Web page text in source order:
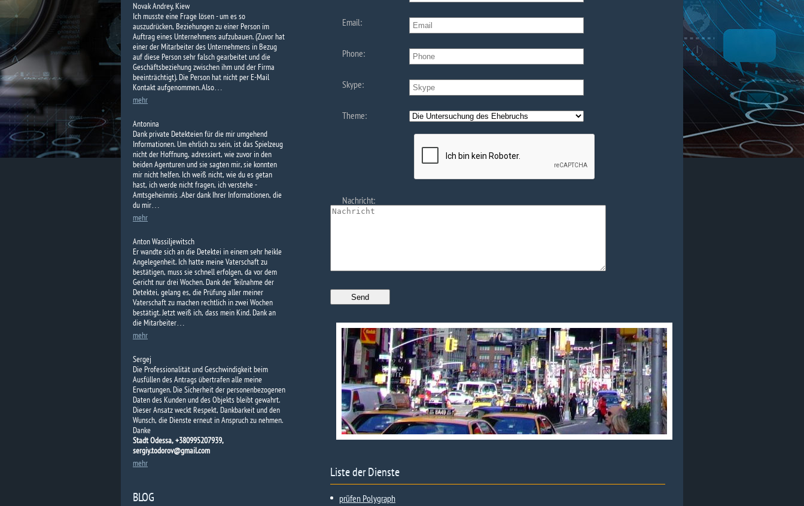
Email:
Phone:
Skype:
Theme:
Nachricht:
Liste der Dienste
prüfen Polygraph
Novak Andrey, Kiew
Ich musste eine Frage lösen - um es so
auszudrücken, Beziehungen zu einer Person im
Auftrag eines Unternehmens aufzubauen. (Zuvor hat
einer der Mitarbeiter des Unternehmens in Bezug
auf diese Person sehr falsch gearbeitet und die
Geschäftsbeziehung zwischen ihm und der Firma
beeinträchtigt). Die Person hat nicht per E-Mail
Kontakt aufgenommen. Also…
mehr
Antonina
Dank private Detekteien für die mir umgehend
Informationen. Um ehrlich zu sein, ist das Spielzeug
nicht der Hoffnung, adressiert, wie zuvor in den
beiden Agenturen und sie sagten mir, sie konnten
mir nicht helfen. Ich weiß nicht, wie du es getan
hast, ich werde nicht fragen, ich verstehe -
Amtsgeheimnis . Aber dank Ihrer Informationen, die
du mir…
mehr
Anton Wassiljewitsch
Er wandte sich an die Detektei in einem sehr heikle
Angelegenheit. Ich hatte meine Vaterschaft zu
bestätigen, muss sie schnell erfolgen, da vor dem
Gericht nur drei Wochen. Dank der Teilnahme der
Detektei, gelang es, die Prüfung aller meiner
Vaterschaft zu machen rechtlich in zwei Wochen
bestätigt. Jetzt weiß ich, dass mein Kind. Dank an
die Mitarbeiter…
mehr
Sergej
Die Professionalität und Geschwindigkeit beim
Ausfüllen des Antrags übertrafen alle meine
Erwartungen. Die Sicherheit der personenbezogenen
Daten des Kunden und des Objekts bleibt gewahrt.
Dieser Ansatz weckt Respekt, Dankbarkeit und den
Wunsch, die Dienste erneut in Anspruch zu nehmen.
Danke
Stadt Odessa, +380995207939,
sergiy.todorov@gmail.com
mehr
BLOG